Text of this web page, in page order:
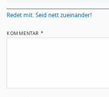
Redet mit. Seid nett zueinander!
KOMMENTAR*